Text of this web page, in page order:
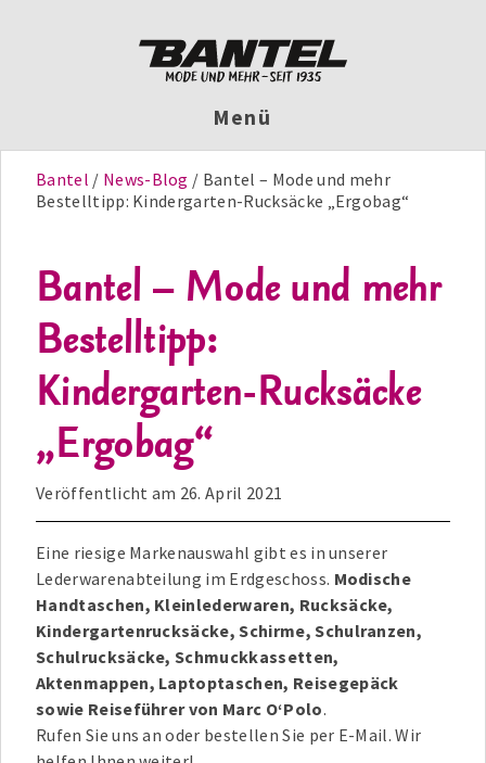
Menü
Bantel News-Blog
Bantel – Mode und mehr
Bestelltipp: Kindergarten-Rucksäcke „Ergobag“
Bantel – Mode und mehr
Bestelltipp:
Kindergarten-Rucksäcke
„Ergobag“
Veröffentlicht am 26. April 2021
Eine riesige Markenauswahl gibt es in unserer
Lederwarenabteilung im Erdgeschoss. Modische
Handtaschen, Kleinlederwaren, Rucksäcke,
Kindergartenrucksäcke, Schirme, Schulranzen,
Schulrucksäcke, Schmuckkassetten,
Aktenmappen, Laptoptaschen, Reisegepäck
sowie Reiseführer von Marc O‘Polo.
Rufen Sie uns an oder bestellen Sie per E-Mail. Wir